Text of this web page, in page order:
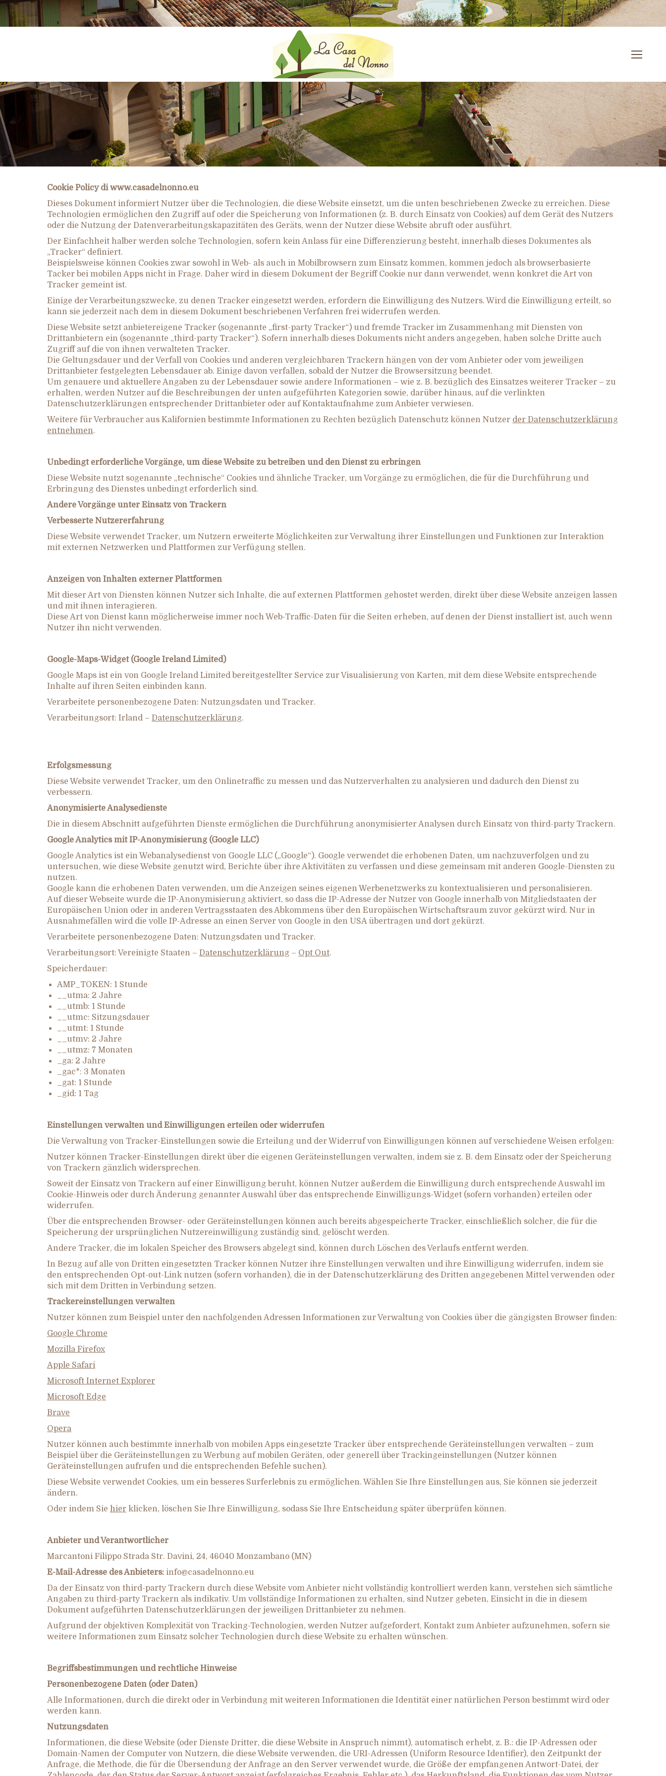
Cookie Policy di www.casadelnonno.eu
Dieses Dokument informiert Nutzer über die Technologien, die diese Website einsetzt, um die unten beschriebenen Zwecke zu erreichen. Diese
Technologien ermöglichen den Zugriff auf oder die Speicherung von Informationen (z. B. durch Einsatz von Cookies) auf dem Gerät des Nutzers
oder die Nutzung der Datenverarbeitungskapazitäten des Geräts, wenn der Nutzer diese Website abruft oder ausführt.
Der Einfachheit halber werden solche Technologien, sofern kein Anlass für eine Differenzierung besteht, innerhalb dieses Dokumentes als
„Tracker“ definiert.
Beispielsweise können Cookies zwar sowohl in Web- als auch in Mobilbrowsern zum Einsatz kommen, kommen jedoch als browserbasierte
Tacker bei mobilen Apps nicht in Frage. Daher wird in diesem Dokument der Begriff Cookie nur dann verwendet, wenn konkret die Art von
Tracker gemeint ist.
Einige der Verarbeitungszwecke, zu denen Tracker eingesetzt werden, erfordern die Einwilligung des Nutzers. Wird die Einwilligung erteilt, so
kann sie jederzeit nach dem in diesem Dokument beschriebenen Verfahren frei widerrufen werden.
Diese Website setzt anbietereigene Tracker (sogenannte „first-party Tracker“) und fremde Tracker im Zusammenhang mit Diensten von
Drittanbietern ein (sogenannte „third-party Tracker“). Sofern innerhalb dieses Dokuments nicht anders angegeben, haben solche Dritte auch
Zugriff auf die von ihnen verwalteten Tracker.
Die Geltungsdauer und der Verfall von Cookies und anderen vergleichbaren Trackern hängen von der vom Anbieter oder vom jeweiligen
Drittanbieter festgelegten Lebensdauer ab. Einige davon verfallen, sobald der Nutzer die Browsersitzung beendet.
Um genauere und aktuellere Angaben zu der Lebensdauer sowie andere Informationen – wie z. B. bezüglich des Einsatzes weiterer Tracker – zu
erhalten, werden Nutzer auf die Beschreibungen der unten aufgeführten Kategorien sowie, darüber hinaus, auf die verlinkten
Datenschutzerklärungen entsprechender Drittanbieter oder auf Kontaktaufnahme zum Anbieter verwiesen.
Weitere für Verbraucher aus Kalifornien bestimmte Informationen zu Rechten bezüglich Datenschutz können Nutzer der Datenschutzerklärung
entnehmen.
Unbedingt erforderliche Vorgänge, um diese Website zu betreiben und den Dienst zu erbringen
Diese Website nutzt sogenannte „technische“ Cookies und ähnliche Tracker, um Vorgänge zu ermöglichen, die für die Durchführung und
Erbringung des Dienstes unbedingt erforderlich sind.
Andere Vorgänge unter Einsatz von Trackern
Verbesserte Nutzererfahrung
Diese Website verwendet Tracker, um Nutzern erweiterte Möglichkeiten zur Verwaltung ihrer Einstellungen und Funktionen zur Interaktion
mit externen Netzwerken und Plattformen zur Verfügung stellen.
Anzeigen von Inhalten externer Plattformen
Mit dieser Art von Diensten können Nutzer sich Inhalte, die auf externen Plattformen gehostet werden, direkt über diese Website anzeigen lassen
und mit ihnen interagieren.
Diese Art von Dienst kann möglicherweise immer noch Web-Traffic-Daten für die Seiten erheben, auf denen der Dienst installiert ist, auch wenn
Nutzer ihn nicht verwenden.
Google-Maps-Widget (Google Ireland Limited)
Google Maps ist ein von Google Ireland Limited bereitgestellter Service zur Visualisierung von Karten, mit dem diese Website entsprechende
Inhalte auf ihren Seiten einbinden kann.
Verarbeitete personenbezogene Daten: Nutzungsdaten und Tracker.
Verarbeitungsort: Irland – Datenschutzerklärung.
Erfolgsmessung
Diese Website verwendet Tracker, um den Onlinetraffic zu messen und das Nutzerverhalten zu analysieren und dadurch den Dienst zu
verbessern.
Anonymisierte Analysedienste
Die in diesem Abschnitt aufgeführten Dienste ermöglichen die Durchführung anonymisierter Analysen durch Einsatz von third-party Trackern.
Google Analytics mit IP-Anonymisierung (Google LLC)
Google Analytics ist ein Webanalysedienst von Google LLC („Google“). Google verwendet die erhobenen Daten, um nachzuverfolgen und zu
untersuchen, wie diese Website genutzt wird, Berichte über ihre Aktivitäten zu verfassen und diese gemeinsam mit anderen Google-Diensten zu
nutzen.
Google kann die erhobenen Daten verwenden, um die Anzeigen seines eigenen Werbenetzwerks zu kontextualisieren und personalisieren.
Auf dieser Webseite wurde die IP-Anonymisierung aktiviert, so dass die IP-Adresse der Nutzer von Google innerhalb von Mitgliedstaaten der
Europäischen Union oder in anderen Vertragsstaaten des Abkommens über den Europäischen Wirtschaftsraum zuvor gekürzt wird. Nur in
Ausnahmefällen wird die volle IP-Adresse an einen Server von Google in den USA übertragen und dort gekürzt.
Verarbeitete personenbezogene Daten: Nutzungsdaten und Tracker.
Verarbeitungsort: Vereinigte Staaten – Datenschutzerklärung – Opt Out.
Speicherdauer:
AMP_TOKEN: 1 Stunde
__utma: 2 Jahre
__utmb: 1 Stunde
__utmc: Sitzungsdauer
__utmt: 1 Stunde
__utmv: 2 Jahre
__utmz: 7 Monaten
_ga: 2 Jahre
_gac*: 3 Monaten
_gat: 1 Stunde
_gid: 1 Tag
Einstellungen verwalten und Einwilligungen erteilen oder widerrufen
Die Verwaltung von Tracker-Einstellungen sowie die Erteilung und der Widerruf von Einwilligungen können auf verschiedene Weisen erfolgen:
Nutzer können Tracker-Einstellungen direkt über die eigenen Geräteinstellungen verwalten, indem sie z. B. dem Einsatz oder der Speicherung
von Trackern gänzlich widersprechen.
Soweit der Einsatz von Trackern auf einer Einwilligung beruht, können Nutzer außerdem die Einwilligung durch entsprechende Auswahl im
Cookie-Hinweis oder durch Änderung genannter Auswahl über das entsprechende Einwilligungs-Widget (sofern vorhanden) erteilen oder
widerrufen.
Über die entsprechenden Browser- oder Geräteinstellungen können auch bereits abgespeicherte Tracker, einschließlich solcher, die für die
Speicherung der ursprünglichen Nutzereinwilligung zuständig sind, gelöscht werden.
Andere Tracker, die im lokalen Speicher des Browsers abgelegt sind, können durch Löschen des Verlaufs entfernt werden.
In Bezug auf alle von Dritten eingesetzten Tracker können Nutzer ihre Einstellungen verwalten und ihre Einwilligung widerrufen, indem sie
den entsprechenden Opt-out-Link nutzen (sofern vorhanden), die in der Datenschutzerklärung des Dritten angegebenen Mittel verwenden oder
sich mit dem Dritten in Verbindung setzen.
Trackereinstellungen verwalten
Nutzer können zum Beispiel unter den nachfolgenden Adressen Informationen zur Verwaltung von Cookies über die gängigsten Browser finden:
Google Chrome
Mozilla Firefox
Apple Safari
Microsoft Internet Explorer
Microsoft Edge
Brave
Opera
Nutzer können auch bestimmte innerhalb von mobilen Apps eingesetzte Tracker über entsprechende Geräteinstellungen verwalten – zum
Beispiel über die Geräteinstellungen zu Werbung auf mobilen Geräten, oder generell über Trackingeinstellungen (Nutzer können
Geräteinstellungen aufrufen und die entsprechenden Befehle suchen).
Diese Website verwendet Cookies, um ein besseres Surferlebnis zu ermöglichen. Wählen Sie Ihre Einstellungen aus, Sie können sie jederzeit
ändern.
Oder indem Sie hier klicken, löschen Sie Ihre Einwilligung, sodass Sie Ihre Entscheidung später überprüfen können.
Anbieter und Verantwortlicher
Marcantoni Filippo Strada Str. Davini, 24, 46040 Monzambano (MN)
E-Mail-Adresse des Anbieters: info@casadelnonno.eu
Da der Einsatz von third-party Trackern durch diese Website vom Anbieter nicht vollständig kontrolliert werden kann, verstehen sich sämtliche
Angaben zu third-party Trackern als indikativ. Um vollständige Informationen zu erhalten, sind Nutzer gebeten, Einsicht in die in diesem
Dokument aufgeführten Datenschutzerklärungen der jeweiligen Drittanbieter zu nehmen.
Aufgrund der objektiven Komplexität von Tracking-Technologien, werden Nutzer aufgefordert, Kontakt zum Anbieter aufzunehmen, sofern sie
weitere Informationen zum Einsatz solcher Technologien durch diese Website zu erhalten wünschen.
Begriffsbestimmungen und rechtliche Hinweise
Personenbezogene Daten (oder Daten)
Alle Informationen, durch die direkt oder in Verbindung mit weiteren Informationen die Identität einer natürlichen Person bestimmt wird oder
werden kann.
Nutzungsdaten
Informationen, die diese Website (oder Dienste Dritter, die diese Website in Anspruch nimmt), automatisch erhebt, z. B.: die IP-Adressen oder
Domain-Namen der Computer von Nutzern, die diese Website verwenden, die URI-Adressen (Uniform Resource Identifier), den Zeitpunkt der
Anfrage, die Methode, die für die Übersendung der Anfrage an den Server verwendet wurde, die Größe der empfangenen Antwort-Datei, der